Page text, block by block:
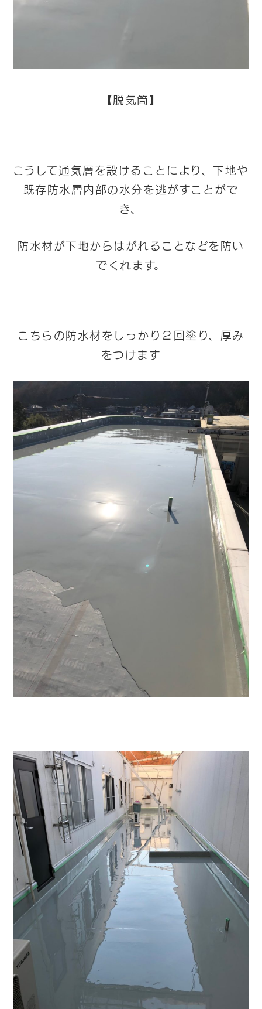
【脱気筒】
こうして通気層を設けることにより、 下地や
既存防水層内部の水分を逃がすことがで
き、
防水材が下地からはがれることなどを防い
でくれます。
こちらの防水材をしっかり２回塗り、厚み
をつけます